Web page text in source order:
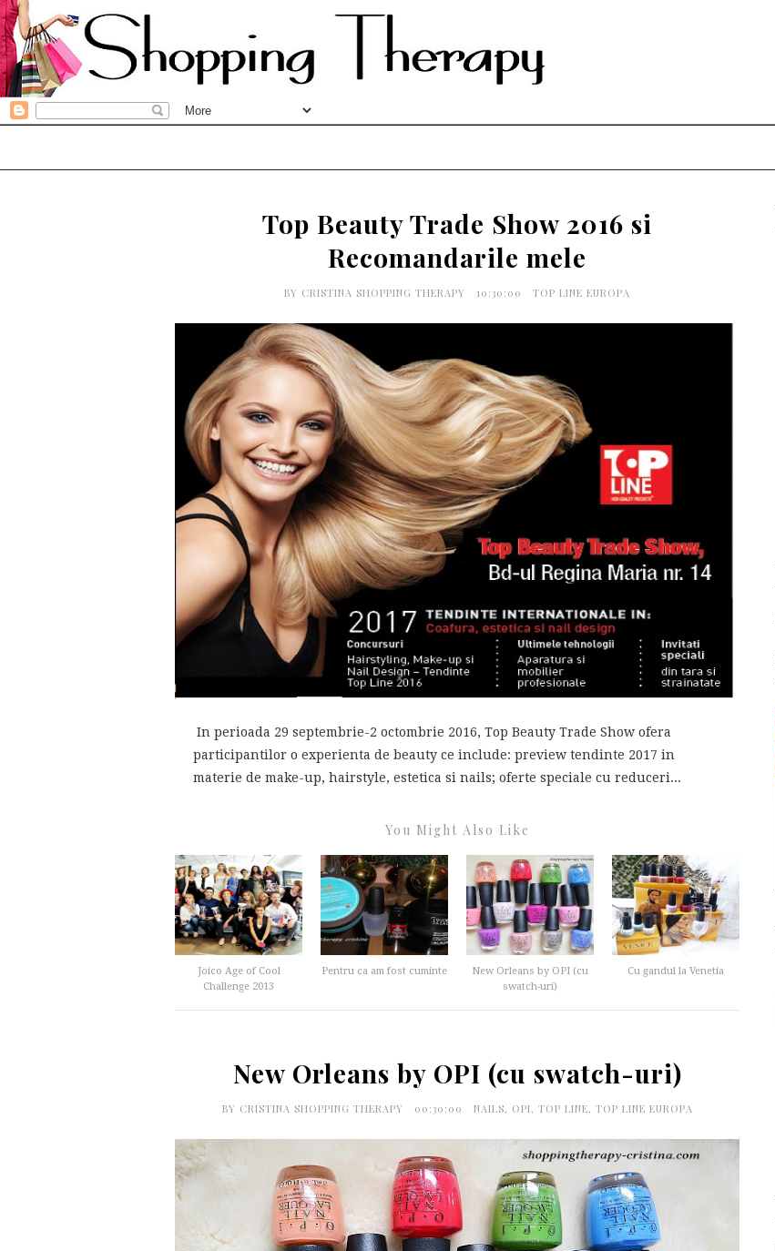
Top Beauty Trade Show 2016 si
Recomandarile mele
BY CRISTINA SHOPPING THERAPY 10:30:00 TOP LINE EUROPA
In perioada 29 septembrie-2 octombrie 2016, Top Beauty Trade Show ofera
participantilor o experienta de beauty ce include: preview tendinte 2017 in
materie de make-up, hairstyle, estetica si nails; oferte speciale cu reduceri...
You Might Also Like
Joico Age of Cool
Challenge 2013
Pentru ca am fost cuminte
New Orleans by OPI (cu
swatch-uri)
Cu gandul la Venetia
New Orleans by OPI (cu swatch-uri)
BY CRISTINA SHOPPING THERAPY 00:30:00 NAILS, OPI, TOP LINE, TOP LINE EUROPA